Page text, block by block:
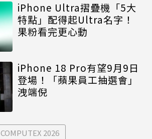
iPhone Ultra摺疊機「5大
特點」配得起Ultra名字！
果粉看完更心動
iPhone 18 Pro有望9月9日
登場！「蘋果員工抽選會」
洩端倪
COMPUTEX 2026